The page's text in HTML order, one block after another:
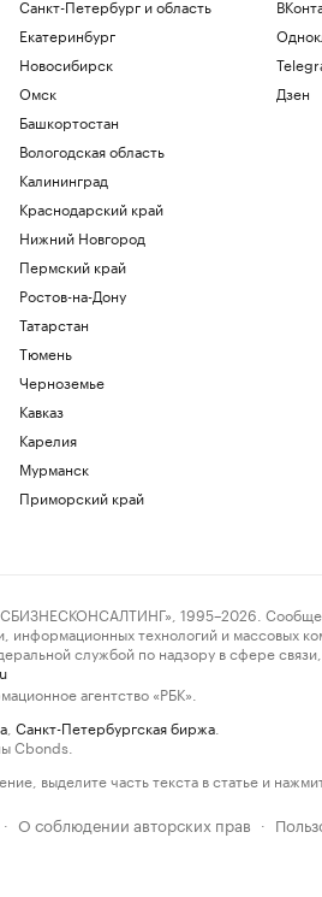
Санкт-Петербург и область
Екатеринбург
Новосибирск
Омск
Башкортостан
Вологодская область
Калининград
Краснодарский край
Нижний Новгород
Пермский край
Ростов-на-Дону
Татарстан
Тюмень
Черноземье
Кавказ
Карелия
Мурманск
Приморский край
Дзен
1995–2026. Сообщения
информационных технологий и массовых
службой по надзору в сфере
агентство «РБК».
Санкт-Петербургская биржа
Cbonds.
выделите часть текста в статье и
· О соблюдении авторских прав ·